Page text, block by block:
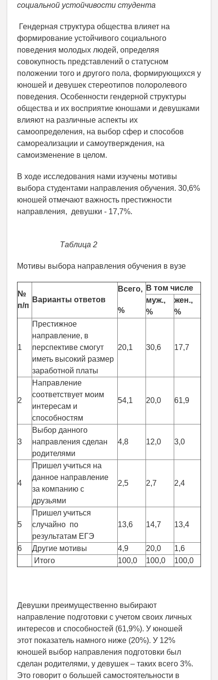
социальной устойчивости студента
Гендерная структура общества влияет на
формирование устойчивого социального
поведения молодых людей, определяя
совокупность представлений о статусном
положении того и другого пола, формирующихся у
юношей и девушек стереотипов полоролевого
поведения. Особенности гендерной структуры
общества и их восприятие юношами и девушками
влияют на различные аспекты их
самоопределения, на выбор сфер и способов
самореализации и самоутверждения, на
самоизменение в целом.
В ходе исследования нами изучены мотивы
выбора студентами направления обучения. 30,6%
юношей отмечают важность престижности
направления, девушки - 17,7%.
Таблица 2
Мотивы выбора направления обучения в вузе
№
п/п
Варианты ответов
Всего,
%
В том числе
муж.,
%
жен.,
%
1
Престижное
направление, в
перспективе смогут
иметь высокий размер
заработной платы
20,1 30,6 17,7
2
Направление
соответствует моим
интересам и
способностям
54,1 20,0 61,9
3
Выбор данного
направления сделан
родителями
4,8 12,0 3,0
4
Пришел учиться на
данное направление
за компанию с
друзьями
2,5 2,7 2,4
5
Пришел учиться
случайно по
результатам ЕГЭ
13,6 14,7 13,4
6 Другие мотивы 4,9 20,0
1,6
Итого
100,0 100,0 100,0
Девушки преимущественно выбирают
направление подготовки с учетом своих личных
интересов и способностей (61,9%). У юношей
этот показатель намного ниже (20%). У 12%
юношей выбор направления подготовки был
сделан родителями, у девушек – таких всего 3%.
Это говорит о большей самостоятельности в